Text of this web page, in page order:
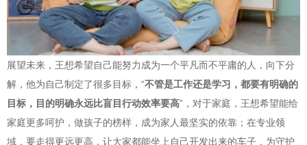
展望未来，王想希望自己能努力成为一个平凡而不平庸的人，向下分
解，他为自己制定了很多目标，“不管是工作还是学习，都要有明确的
目标，目的明确永远比盲目行动效率要高”，对于家庭，王想希望能给
家庭更多呵护，做孩子的榜样，成为家人最坚实的依靠；在专业领
域，要走得更远更高，让大家都能坐上自己开发出来的车子，为守护